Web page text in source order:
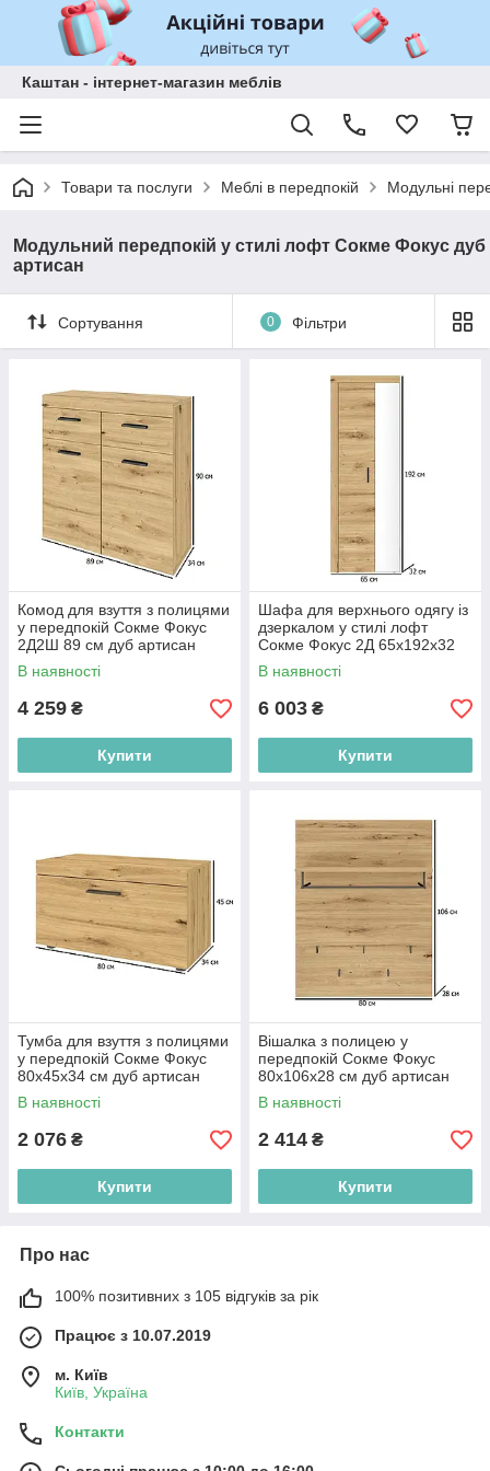
Каштан - інтернет-магазин меблів
Товари та послуги Меблі в передпокій Модульні
Модульний передпокій у стилі лофт Сокме Фокус дуб
артисан
Сортування 0 Фільтри
Комод для взуття з полицями
у передпокій Сокме Фокус
2Д2Ш 89 см дуб артисан
В наявності
4 259 ₴
Купити
Шафа для верхнього одягу із
дзеркалом у стилі лофт
Сокме Фокус 2Д 65х192х32
см дуб артисан
В наявності
6 003 ₴
Купити
Тумба для взуття з полицями
у передпокій Сокме Фокус
80х45х34 см дуб артисан
В наявності
2 076 ₴
Купити
Вішалка з полицею у
передпокій Сокме Фокус
80х106х28 см дуб артисан
В наявності
2 414 ₴
Купити
Про нас
100% позитивних з 105 відгуків за рік
Працює з 10.07.2019
м. Київ
Київ, Україна
Контакти